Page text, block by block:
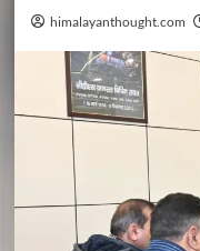
himalayanthought.com